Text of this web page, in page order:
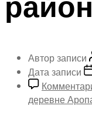
Автор записи
Дата записи
деревне